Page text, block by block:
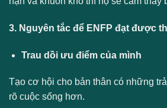
3. Nguyên tắc để ENFP đạt được
Trau dồi ưu điểm của mình
Tạo cơ hội cho bản thân có những
rõ cuộc sống hơn.